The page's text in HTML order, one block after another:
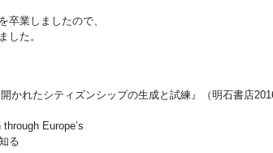
卒業しましたので、
した。
かれたシティズンシップの生成と試練』（明石書店
Europe’s
る